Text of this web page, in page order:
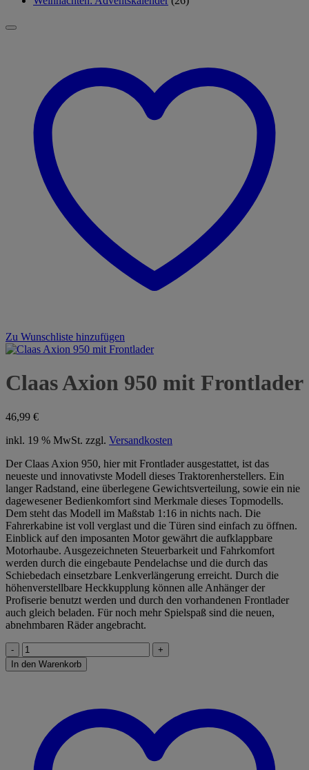
Zu Wunschliste hinzufügen
Claas Axion 950 mit Frontlader
46,99 €
inkl. 19 % MwSt. zzgl. Versandkosten
Der Claas Axion 950, hier mit Frontlader ausgestattet, ist das
neueste und innovativste Modell dieses Traktorenherstellers. Ein
langer Radstand, eine überlegene Gewichtsverteilung, sowie ein nie
dagewesener Bedienkomfort sind Merkmale dieses Topmodells.
Dem steht das Modell im Maßstab 1:16 in nichts nach. Die
Fahrerkabine ist voll verglast und die Türen sind einfach zu öffnen.
Einblick auf den imposanten Motor gewährt die aufklappbare
Motorhaube. Ausgezeichneten Steuerbarkeit und Fahrkomfort
werden durch die eingebaute Pendelachse und die durch das
Schiebedach einsetzbare Lenkverlängerung erreicht. Durch die
höhenverstellbare Heckkupplung können alle Anhänger der
Profiserie benutzt werden und durch den vorhandenen Frontlader
auch gleich beladen. Für noch mehr Spielspaß sind die neuen,
abnehmbaren Räder angebracht.
Claas
Axion
950
In den Warenkorb